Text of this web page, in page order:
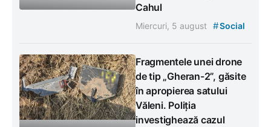
Cahul
Miercuri, 5 august #Social
Fragmentele unei drone
de tip „Gheran-2”, găsite
în apropierea satului
Văleni. Poliția
investighează cazul